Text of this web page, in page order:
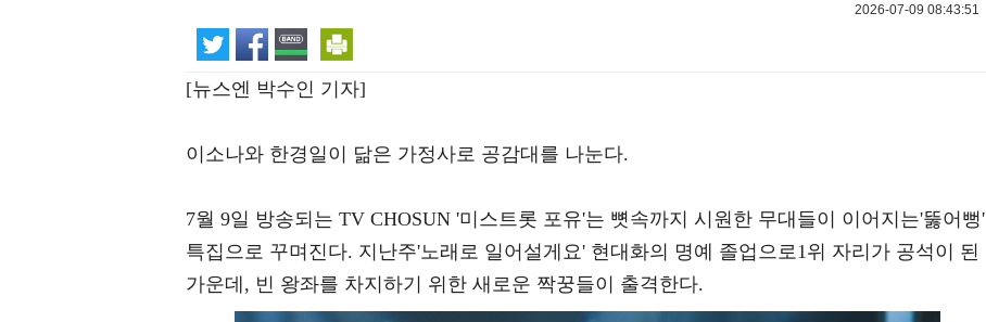
2026-07-09 08:43:51
[뉴스엔 박수인 기자]
이소나와 한경일이 닮은 가정사로 공감대를 나눈다.
7월 9일 방송되는 TV CHOSUN '미스트롯 포유'는 뼛속까지 시원한 무대들이 이어지는'뚫어뻥'
특집으로 꾸며진다. 지난주'노래로 일어설게요' 현대화의 명예 졸업으로1위 자리가 공석이 된
가운데, 빈 왕좌를 차지하기 위한 새로운 짝꿍들이 출격한다.